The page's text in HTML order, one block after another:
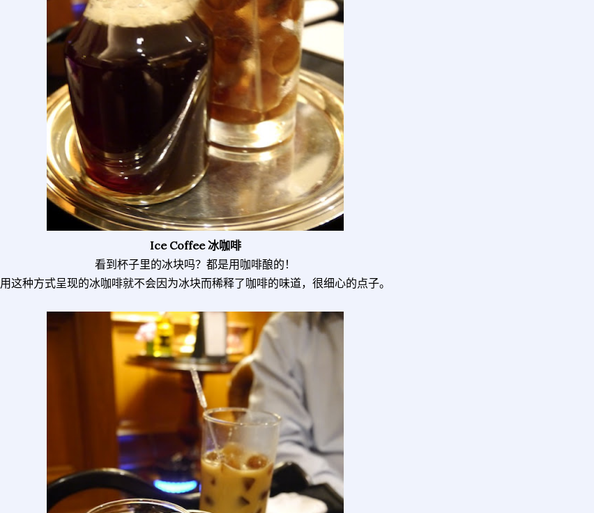
Ice Coffee 冰咖啡
看到杯子里的冰块吗？都是用咖啡酿的！
用这种方式呈现的冰咖啡就不会因为冰块而稀释了咖啡的味道，很细心的点子。